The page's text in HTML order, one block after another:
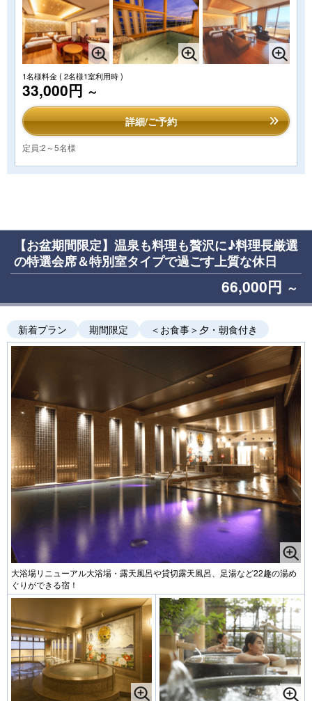
1名様料金( 2名様1室利用時 )
33,000円 ～
詳細/ご予約
定員:2～5名様
【お盆期間限定】温泉も料理も贅沢に♪料理長厳選
の特選会席＆特別室タイプで過ごす上質な休日
66,000円 ～
新着プラン 期間限定 ＜お食事＞夕・朝食付き
大浴場リニューアル大浴場・露天風呂や貸切露天風呂、足湯など22趣の湯め
ぐりができる宿！